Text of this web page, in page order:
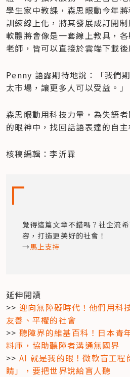
學生家中教課，森思眼動今年
訓練線上化，將其發展成訂閱
軟體將會像是一套線上教具，
老師，皆可以直接於雲端下載後
Penny 語露期待地說：「我們
太市場，讓更多人可以受益。」
森思眼動用科技力量，為失語
的眼神中，找回話語表達的自主
核稿編輯：李沂霖
覺得這篇文章不錯嗎？社企流
容，打造更美好的社會！
→馬上支持
延伸閱讀
>> 迎向無障礙時代！他們用科
友善、平權的社會
>> 聽障界的維基百科！日本青
料庫，協助聽障者溝通無國界
>> AI 就是我的眼！微軟盲工程
睛」，要把世界說給盲人聽